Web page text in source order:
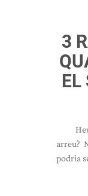
3
EL
arreu?
podria